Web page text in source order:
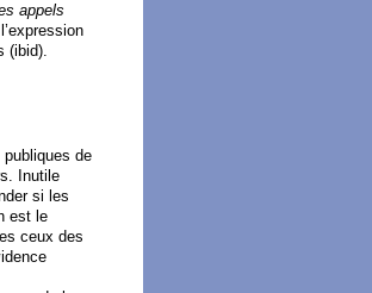
appels
(ibid).
de
Inutile
si les
est le
ceux des